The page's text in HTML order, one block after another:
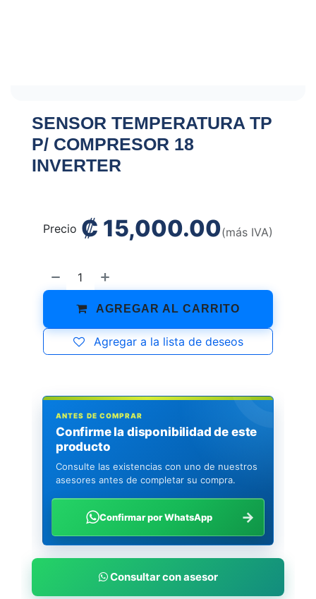
SENSOR TEMPERATURA TP
P/ COMPRESOR 18
INVERTER
AGREGAR AL CARRITO
Agregar a la lista de deseos
Precio ₡ 15,000.00(más IVA)
ANTES DE COMPRAR
Confirme la disponibilidad de este
producto
Consulte las existencias con uno de nuestros
asesores antes de completar su compra.
Confirmar por WhatsApp →
Consultar con asesor